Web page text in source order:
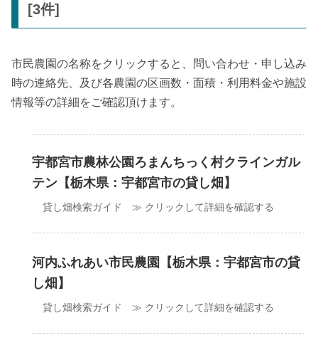
[3件]
市民農園の名称をクリックすると、問い合わせ・申し込み
時の連絡先、及び各農園の区画数・面積・利用料金や施設
情報等の詳細をご確認頂けます。
宇都宮市農林公園ろまんちっく村クラインガル
テン【栃木県：宇都宮市の貸し畑】
貸し畑検索ガイド ≫ クリックして詳細を確認する
河内ふれあい市民農園【栃木県：宇都宮市の貸
し畑】
貸し畑検索ガイド ≫ クリックして詳細を確認する